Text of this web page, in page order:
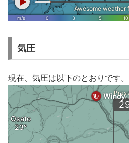
気圧
現在、気圧は以下のとおりです。